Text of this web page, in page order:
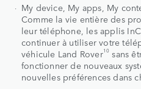
My device, My apps, My
Comme la vie entière des
leur téléphone, les applis
continuer à utiliser votre
véhicule Land Rover10 sans
fonctionner de nouveaux
nouvelles préférences dans